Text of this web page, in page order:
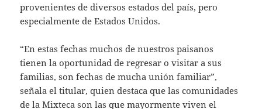
provenientes de diversos estados del país, pero
especialmente de Estados Unidos.
“En estas fechas muchos de nuestros paisanos
tienen la oportunidad de regresar o visitar a sus
familias, son fechas de mucha unión familiar”,
señala el titular, quien destaca que las comunidades
de la Mixteca son las que mayormente viven el